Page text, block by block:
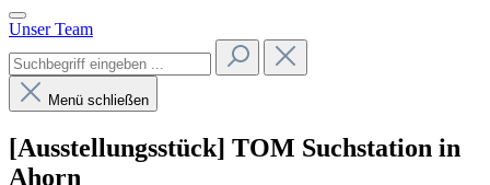
Unser Team
Menü schließen
[Ausstellungsstück] TOM Suchstation in
Ahorn